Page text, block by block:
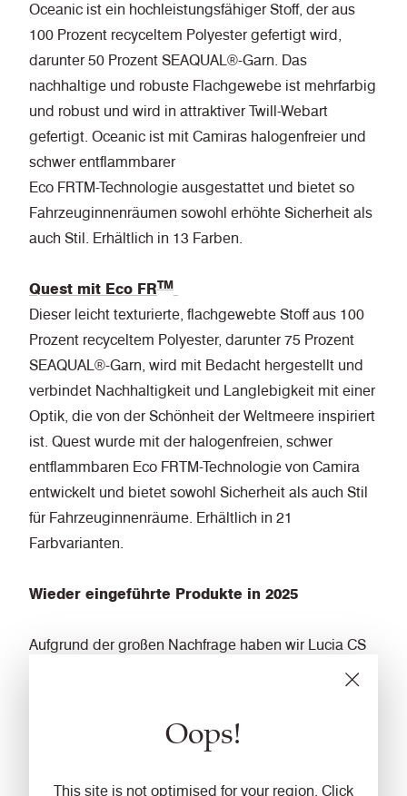
Oops!
This site is not optimised for your region. Click
Oceanic ist ein hochleistungsfähiger Stoff, der aus
100 Prozent recyceltem Polyester gefertigt wird,
darunter 50 Prozent SEAQUAL®-Garn. Das
nachhaltige und robuste Flachgewebe ist mehrfarbig
und robust und wird in attraktiver Twill-Webart
gefertigt. Oceanic ist mit Camiras halogenfreier und
schwer entflammbarer
Eco FRTM-Technologie ausgestattet und bietet so
Fahrzeuginnenräumen sowohl erhöhte Sicherheit als
auch Stil. Erhältlich in 13 Farben.
Quest mit Eco FRTM
Dieser leicht texturierte, flachgewebte Stoff aus 100
Prozent recyceltem Polyester, darunter 75 Prozent
SEAQUAL®-Garn, wird mit Bedacht hergestellt und
verbindet Nachhaltigkeit und Langlebigkeit mit einer
Optik, die von der Schönheit der Weltmeere inspiriert
ist. Quest wurde mit der halogenfreien, schwer
entflammbaren Eco FRTM-Technologie von Camira
entwickelt und bietet sowohl Sicherheit als auch Stil
für Fahrzeuginnenräume. Erhältlich in 21
Farbvarianten.
Wieder eingeführte Produkte in 2025
Aufgrund der großen Nachfrage haben wir Lucia CS
somit von Natur aus schwer entflammbar, sodass er
sich ideal für Vorhänge in Bussen und